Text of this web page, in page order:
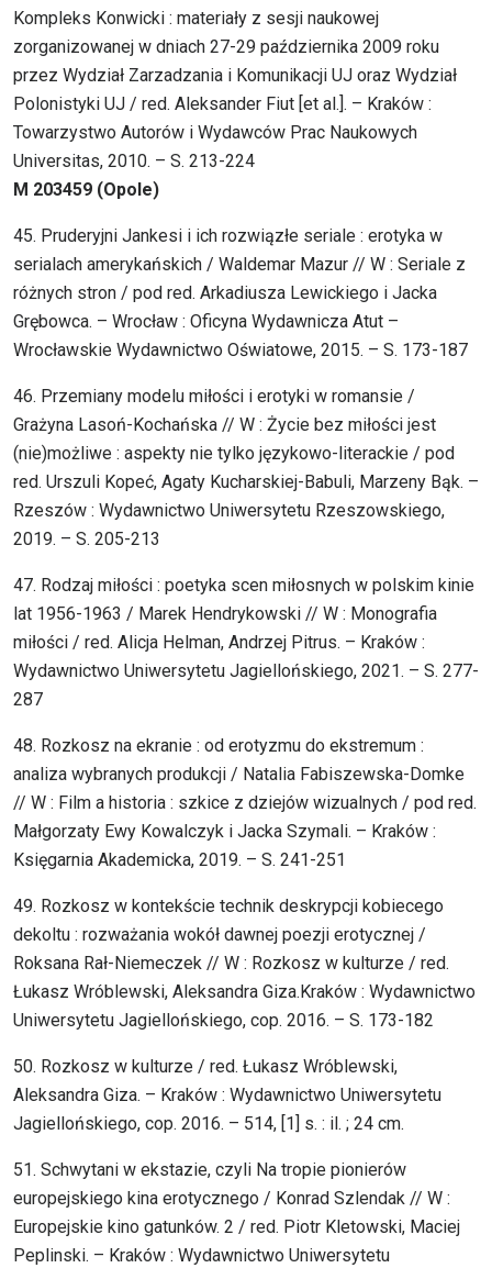
Kompleks Konwicki : materiały z sesji naukowej
zorganizowanej w dniach 27-29 października 2009 roku
przez Wydział Zarzadzania i Komunikacji UJ oraz Wydział
Polonistyki UJ / red. Aleksander Fiut [et al.]. – Kraków :
Towarzystwo Autorów i Wydawców Prac Naukowych
Universitas, 2010. – S. 213-224
M 203459 (Opole)
45. Pruderyjni Jankesi i ich rozwiązłe seriale : erotyka w
serialach amerykańskich / Waldemar Mazur // W : Seriale z
różnych stron / pod red. Arkadiusza Lewickiego i Jacka
Grębowca. – Wrocław : Oficyna Wydawnicza Atut –
Wrocławskie Wydawnictwo Oświatowe, 2015. – S. 173-187
46. Przemiany modelu miłości i erotyki w romansie /
Grażyna Lasoń-Kochańska // W : Życie bez miłości jest
(nie)możliwe : aspekty nie tylko językowo-literackie / pod
red. Urszuli Kopeć, Agaty Kucharskiej-Babuli, Marzeny Bąk. –
Rzeszów : Wydawnictwo Uniwersytetu Rzeszowskiego,
2019. – S. 205-213
47. Rodzaj miłości : poetyka scen miłosnych w polskim kinie
lat 1956-1963 / Marek Hendrykowski // W : Monografia
miłości / red. Alicja Helman, Andrzej Pitrus. – Kraków :
Wydawnictwo Uniwersytetu Jagiellońskiego, 2021. – S. 277-
287
48. Rozkosz na ekranie : od erotyzmu do ekstremum :
analiza wybranych produkcji / Natalia Fabiszewska-Domke
// W : Film a historia : szkice z dziejów wizualnych / pod red.
Małgorzaty Ewy Kowalczyk i Jacka Szymali. – Kraków :
Księgarnia Akademicka, 2019. – S. 241-251
49. Rozkosz w kontekście technik deskrypcji kobiecego
dekoltu : rozważania wokół dawnej poezji erotycznej /
Roksana Rał-Niemeczek // W : Rozkosz w kulturze / red.
Łukasz Wróblewski, Aleksandra Giza.Kraków : Wydawnictwo
Uniwersytetu Jagiellońskiego, cop. 2016. – S. 173-182
50. Rozkosz w kulturze / red. Łukasz Wróblewski,
Aleksandra Giza. – Kraków : Wydawnictwo Uniwersytetu
Jagiellońskiego, cop. 2016. – 514, [1] s. : il. ; 24 cm.
51. Schwytani w ekstazie, czyli Na tropie pionierów
europejskiego kina erotycznego / Konrad Szlendak // W :
Europejskie kino gatunków. 2 / red. Piotr Kletowski, Maciej
Peplinski. – Kraków : Wydawnictwo Uniwersytetu